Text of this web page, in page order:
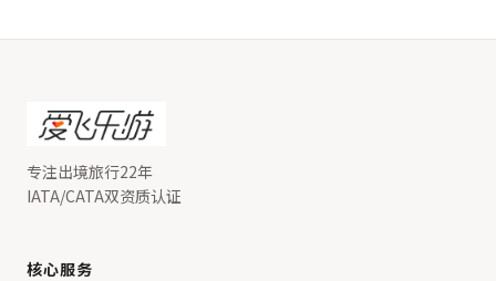
专注出境旅行22年
IATA/CATA双资质认证
核心服务